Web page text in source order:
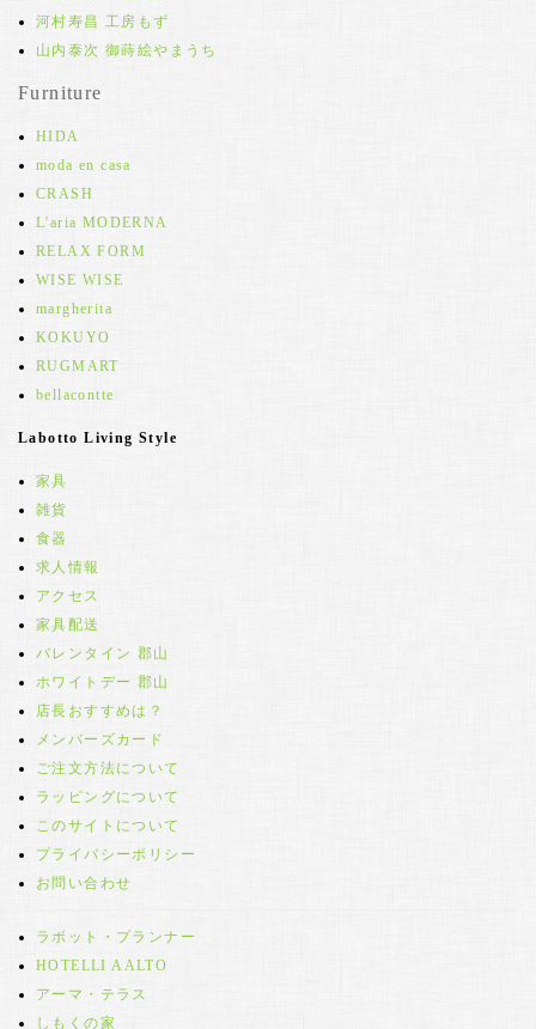
河村寿昌 工房もず
山内泰次 御蒔絵やまうち
Furniture
HIDA
moda en casa
CRASH
L'aria MODERNA
RELAX FORM
WISE WISE
margherita
KOKUYO
RUGMART
bellacontte
Labotto Living Style
家具
雑貨
食器
求人情報
アクセス
家具配送
バレンタイン 郡山
ホワイトデー 郡山
店長おすすめは？
メンバーズカード
ご注文方法について
ラッピングについて
このサイトについて
プライバシーポリシー
お問い合わせ
ラボット・プランナー
HOTELLI AALTO
アーマ・テラス
しもくの家